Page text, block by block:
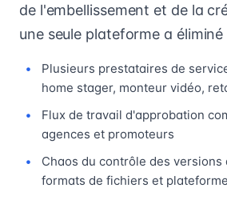
de l'embellissement et de la
une seule plateforme a éliminé
Plusieurs prestataires de
home stager, monteur vidéo,
Flux de travail d'approbation
agences et promoteurs
Chaos du contrôle des
formats de fichiers et